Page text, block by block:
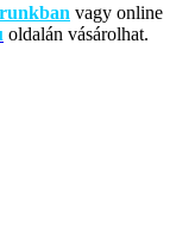
vagy online
oldalán vásárolhat.